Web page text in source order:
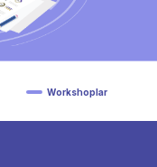
Workshoplar